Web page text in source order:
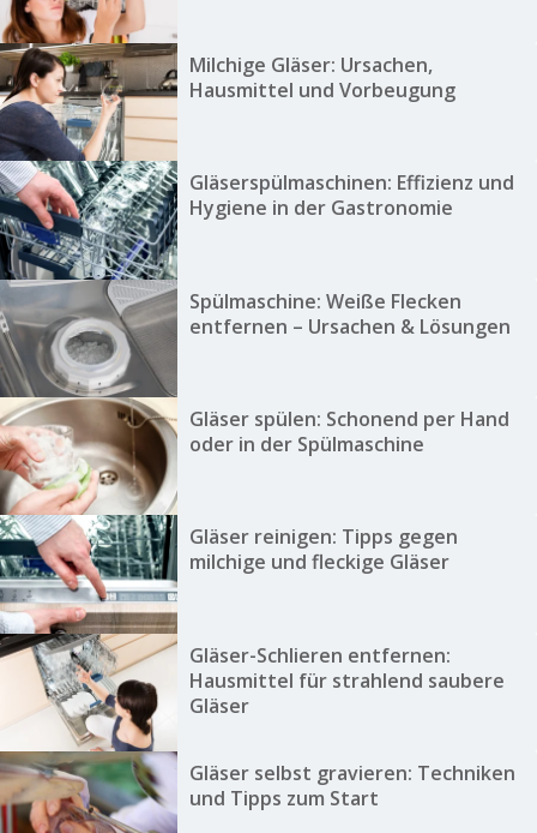
Milchige Gläser: Ursachen,
Hausmittel und Vorbeugung
Gläserspülmaschinen: Effizienz und
Hygiene in der Gastronomie
Spülmaschine: Weiße Flecken
entfernen – Ursachen & Lösungen
Gläser spülen: Schonend per Hand
oder in der Spülmaschine
Gläser reinigen: Tipps gegen
milchige und fleckige Gläser
Gläser-Schlieren entfernen:
Hausmittel für strahlend saubere
Gläser
Gläser selbst gravieren: Techniken
und Tipps zum Start